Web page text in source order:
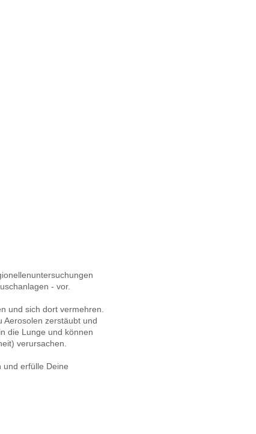
- vor.
und sich dort vermehren.
Aerosolen zerstäubt und
die Lunge und können
verursachen.
erfülle Deine